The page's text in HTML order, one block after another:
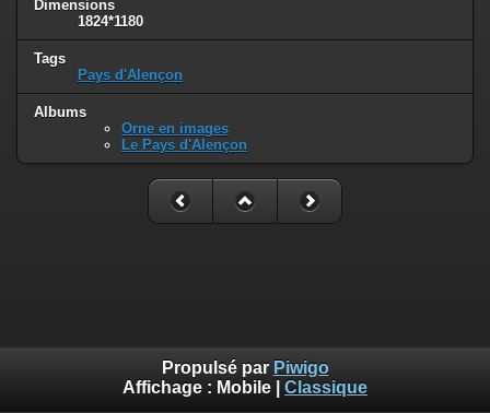
Dimensions
1824*1180
Tags
Pays d'Alençon
Albums
Orne en images
Le Pays d'Alençon
Propulsé par Piwigo
Affichage : Mobile Classique